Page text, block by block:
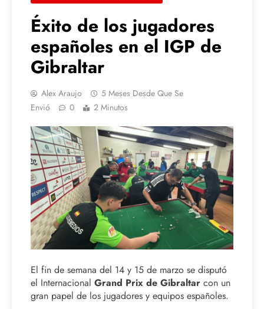
Éxito de los jugadores
españoles en el IGP de
Gibraltar
Alex Araujo
5 Meses Desde Que Se
Envió
0 2 Minutos
El fin de semana del 14 y 15 de marzo se disputó
el Internacional Grand Prix de Gibraltar con un
gran papel de los jugadores y equipos españoles.